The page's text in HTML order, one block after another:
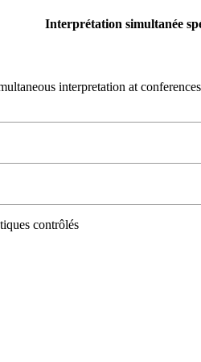
Interprétation simultanée
interpretation at
contrôlés